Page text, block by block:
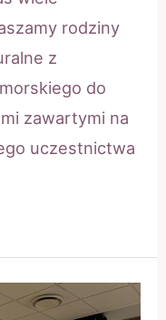
rodziny
z
do
zawartymi na
uczestnictwa